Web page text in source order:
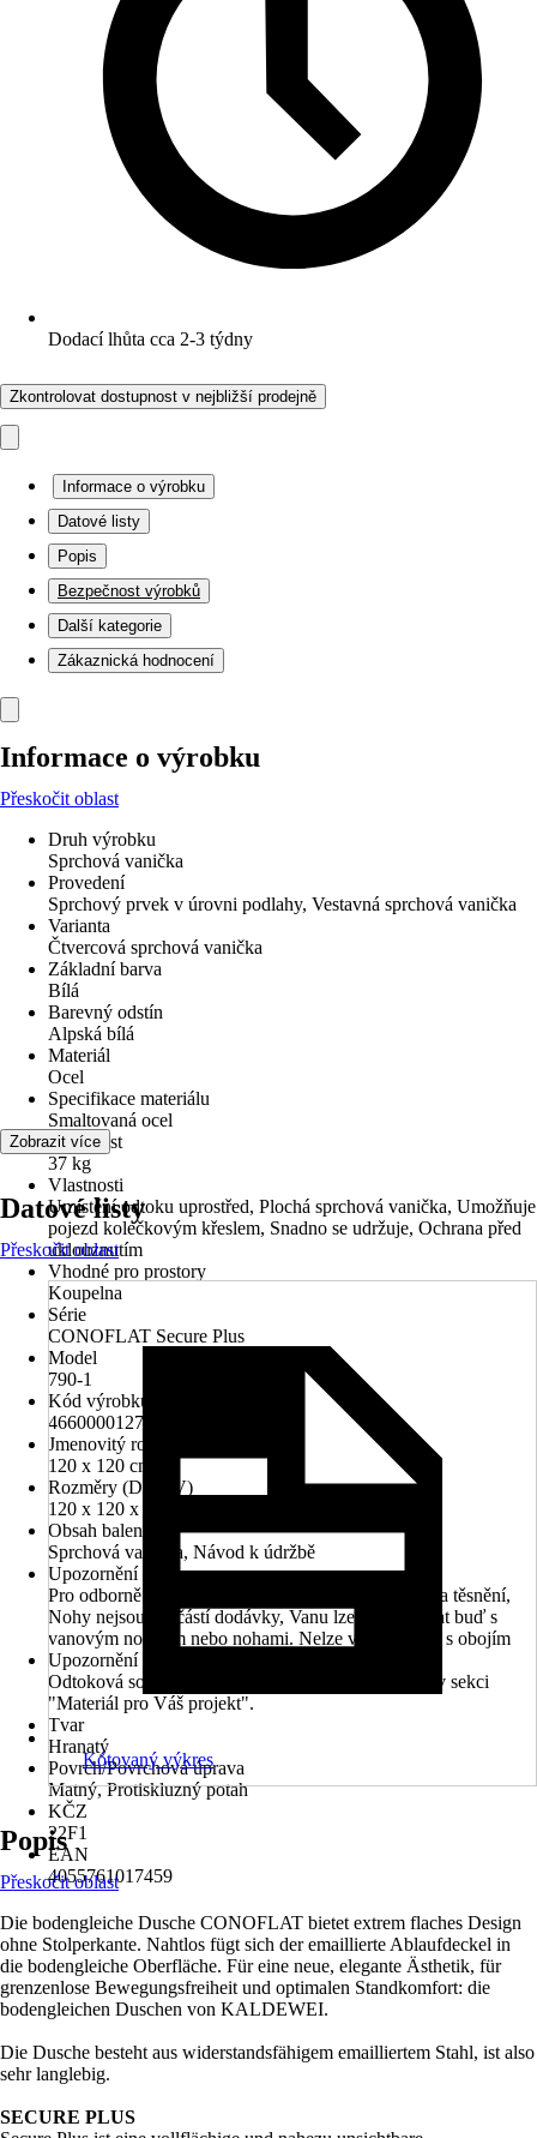
Dodací lhůta cca 2-3 týdny
Zkontrolovat dostupnost v nejbližší prodejně
Informace o výrobku
Datové listy
Popis
Bezpečnost výrobků
Další kategorie
Zákaznická hodnocení
Informace o výrobku
Přeskočit oblast
Druh výrobku
Sprchová vanička
Provedení
Sprchový prvek v úrovni podlahy, Vestavná sprchová vanička
Varianta
Čtvercová sprchová vanička
Základní barva
Bílá
Barevný odstín
Alpská bílá
Materiál
Ocel
Specifikace materiálu
Smaltovaná ocel
Hmotnost
37 kg
Vlastnosti
Umístění odtoku uprostřed, Plochá sprchová vanička, Umožňuje
pojezd kolečkovým křeslem, Snadno se udržuje, Ochrana před
uklouznutím
Vhodné pro prostory
Koupelna
Série
CONOFLAT Secure Plus
Model
790-1
Kód výrobku
466000012711
Jmenovitý rozmer (DxŠ)
120 x 120 cm
Rozměry (DxŠxV)
120 x 120 x 3.2 cm
Obsah balení
Sprchová vanička, Návod k údržbě
Upozornění
Pro odborně provedenou montáž je vyžadována sada těsnění,
Nohy nejsou součástí dodávky, Vanu lze kombinovat buď s
vanovým nosičem nebo nohami. Nelze v kombinaci s obojím
Upozornění
Odtoková souprava není součástí balení. Najdete ji v sekci
"Materiál pro Váš projekt".
Tvar
Hranatý
Povrch/Povrchová úprava
Matný, Protiskluzný potah
KČZ
22F1
EAN
4055761017459
Zobrazit více
Datové listy
Přeskočit oblast
Kótovaný výkres
Popis
Přeskočit oblast
Die bodengleiche Dusche CONOFLAT bietet extrem flaches Design
ohne Stolperkante. Nahtlos fügt sich der emaillierte Ablaufdeckel in
die bodengleiche Oberfläche. Für eine neue, elegante Ästhetik, für
grenzenlose Bewegungsfreiheit und optimalen Standkomfort: die
bodengleichen Duschen von KALDEWEI.
Die Dusche besteht aus widerstandsfähigem emailliertem Stahl, ist also
sehr langlebig.
SECURE PLUS